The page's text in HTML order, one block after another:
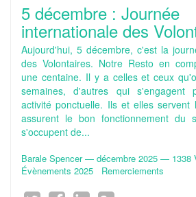
5 décembre : Journée
internationale des
Aujourd'hui, 5 décembre, c'est la
des Volontaires. Notre Resto en
une centaine. Il y a celles et ceux
semaines, d'autres qui s'engagent
activité ponctuelle. Ils et elles servent
assurent le bon fonctionnement du
s'occupent de...
Barale Spencer— décembre 2025 — 1338
Évènements 2025
Remerciements